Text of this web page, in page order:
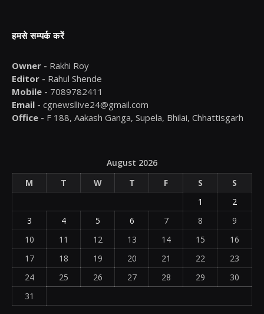
हमसे सम्पर्क करें
Owner - Rakhi Roy
Editor - Rahul Shende
Mobile - 7089782411
Email - cgnewsllive24@gmail.com
Office - F 188, Aakash Ganga, Supela, Bhilai, Chhattisgarh
August 2026
M
T W T F S
S
1
2
3
4 5 6 7 8
9
10
11 12 13 14 15
16
17
18 19 20 21 22
23
24
25 26 27 28 29
30
31